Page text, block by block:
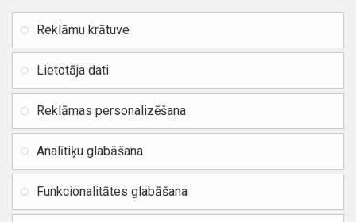
Kontakti
Distances līgums
Privātuma politika
Preču un naudas atgriešana
Piegādes un apmaksa
Vietnes karte
Rekvizīti
Jur. adrese: Zasulauka iela
Reģ. Nr. 40103717618,
BIC / SWIFT: HABALV22
TEl.: +371 20219155
E-pasts:info@mobipart.eu
Reklāmu krātuve
Lietotāja dati
Reklāmas personalizēšana
Analītiķu glabāšana
Funkcionalitātes glabāšana